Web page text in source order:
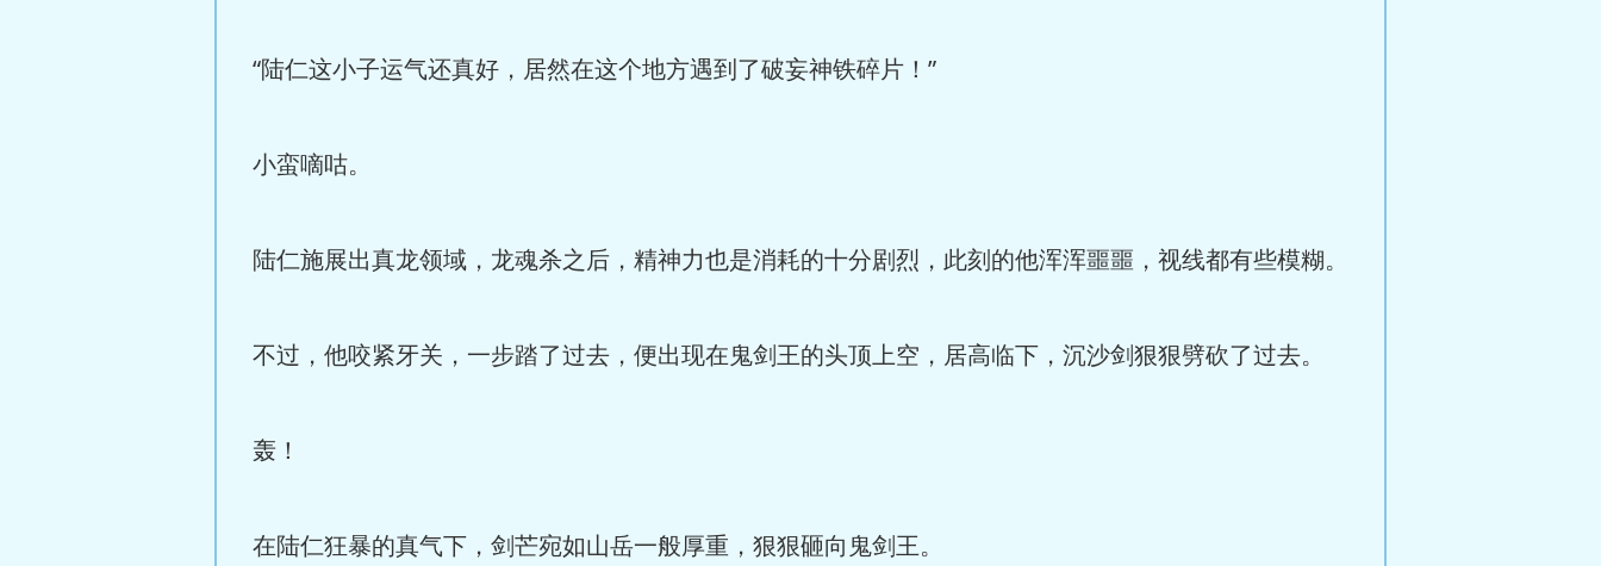
“陆仁这小子运气还真好，居然在这个地方遇到了破妄神铁碎片！”
小蛮嘀咕。
陆仁施展出真龙领域，龙魂杀之后，精神力也是消耗的十分剧烈，此刻的他浑浑噩噩，视线都有些模糊。
不过，他咬紧牙关，一步踏了过去，便出现在鬼剑王的头顶上空，居高临下，沉沙剑狠狠劈砍了过去。
轰！
在陆仁狂暴的真气下，剑芒宛如山岳一般厚重，狠狠砸向鬼剑王。